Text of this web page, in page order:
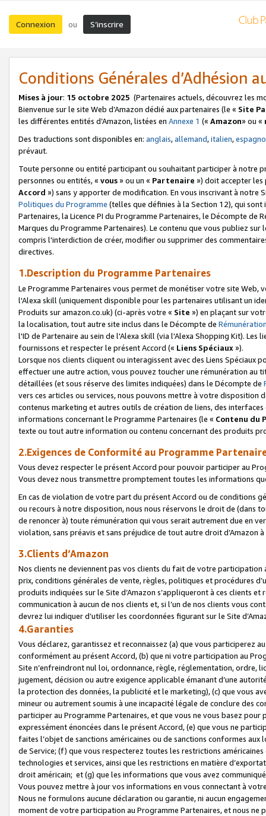
Connexion ou S’inscrire
Conditions Générales d’Adhésion
Mises à jour: 15 octobre 2025 (Partenaires actuels, découvrez les
Bienvenue sur le site Web d’Amazon dédié aux partenaires (le « Site
les différentes entités d’Amazon, listées en Annexe 1 (« Amazon» ou «
Des traductions sont disponibles en: anglais,allemand,italien,
prévaut.
Toute personne ou entité participant ou souhaitant participer à notre
personnes ou entités, « vous» ou un « Partenaire ») doit accepter les
Accord ») sans y apporter de modification. En vous inscrivant à notre
Politiques du Programme (telles que définies à la Section 12), qui
Partenaires, la Licence PI du Programme Partenaires, le Décompte de
Marques du Programme Partenaires). Le contenu que vous publiez
compris l'interdiction de créer, modifier ou supprimer des
directives.
1.Description du Programme Partenaires
Le Programme Partenaires vous permet de monétiser votre site Web,
l'Alexa skill (uniquement disponible pour les partenaires utilisant un
Produits sur amazon.co.uk) (ci-après votre « Site ») en plaçant sur
la localisation, tout autre site inclus dans le Décompte de
l'ID de Partenaire au sein de l'Alexa skill (via l'Alexa Shopping Kit).
fournissons et respecter le présent Accord (« Liens Spéciaux»).
Lorsque nos clients cliquent ou interagissent avec des Liens Spéciaux
effectuer une autre action, vous pouvez toucher une rémunération
détaillées (et sous réserve des limites indiquées) dans le Décompte de
vers ces articles ou services, nous pouvons mettre à votre disposition
contenus marketing et autres outils de création de liens, des
informations concernant le Programme Partenaires (le « Contenu du
texte ou tout autre information ou contenu concernant des produits
2.Exigences de Conformité au Programme
Vous devez respecter le présent Accord pour pouvoir participer au
Vous devez nous transmettre promptement toutes les informations
En cas de violation de votre part du présent Accord ou de conditions
ou recours à notre disposition, nous nous réservons le droit de (dans
de renoncer à) toute rémunération qui vous serait autrement due en
violation, sans préavis et sans préjudice de tout autre droit
3.Clients d’Amazon
Nos clients ne deviennent pas vos clients du fait de votre
prix, conditions générales de vente, règles, politiques et procédures
produits indiquées sur le Site d’Amazon s’appliqueront à ces clients
communication à aucun de nos clients et, si l’un de nos clients vous
devrez lui indiquer d’utiliser les coordonnées figurant sur le Site
4.Garanties
Vous déclarez, garantissez et reconnaissez (a) que vous participerez
conformément au présent Accord, (b) que ni votre participation au
Site n’enfreindront nul loi, ordonnance, règle, réglementation, ordre,
jugement, décision ou autre exigence applicable émanant d’une
la protection des données, la publicité et le marketing), (c) que vous
mineur ou autrement soumis à une incapacité légale de conclure des
participer au Programme Partenaires, et que vous ne vous basez
expressément énoncées dans le présent Accord, (e) que vous ne
faites l’objet de sanctions américaines ou de sanctions conformes
de Service; (f) que vous respecterez toutes les restrictions
technologies et services, ainsi que les restrictions en matière
droit américain; et (g) que les informations que vous avez
Vous pouvez mettre à jour vos informations en vous connectant à
Nous ne formulons aucune déclaration ou garantie, ni aucun
moment de votre participation au Programme Partenaires, et nous